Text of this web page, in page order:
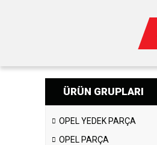
ÜRÜN GRUPLARI
OPEL YEDEK PARÇA
OPEL PARÇA